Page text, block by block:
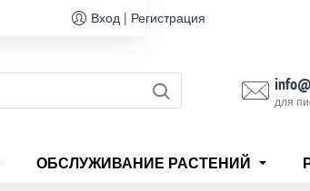
Вход | Регистрация
для
ОБСЛУЖИВАНИЕ РАСТЕНИЙ